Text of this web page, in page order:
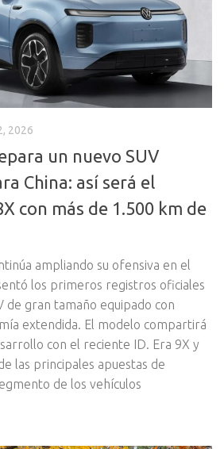
2026
un nuevo SUV
China: así será el
con más de 1.500 km de
ampliando su ofensiva en el
los primeros registros oficiales
de gran tamaño equipado con
extendida. El modelo compartirá
con el reciente ID. Era 9X y
las principales apuestas de
de los vehículos